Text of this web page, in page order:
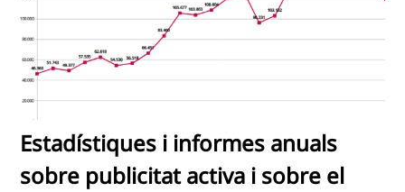
Estadístiques i informes anuals
sobre publicitat activa i sobre el